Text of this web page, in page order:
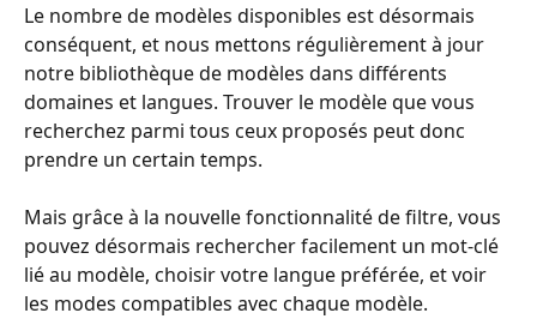
Le nombre de modèles disponibles est désormais
conséquent, et nous mettons régulièrement à jour
notre bibliothèque de modèles dans différents
domaines et langues. Trouver le modèle que vous
recherchez parmi tous ceux proposés peut donc
prendre un certain temps.
Mais grâce à la nouvelle fonctionnalité de filtre, vous
pouvez désormais rechercher facilement un mot-clé
lié au modèle, choisir votre langue préférée, et voir
les modes compatibles avec chaque modèle.